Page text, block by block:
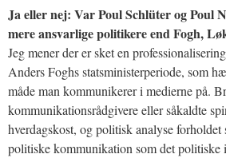
Ja eller nej: Var Poul Schlüter og Poul
mere ansvarlige politikere end Fogh,
Jeg mener der er sket en
Anders Foghs statsministerperiode, som
måde man kommunikerer i medierne på.
kommunikationsrådgivere eller såkaldte
hverdagskost, og politisk analyse
politiske kommunikation som det politiske